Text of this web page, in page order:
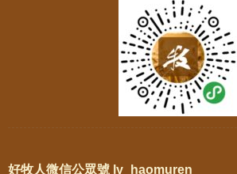
好牧人微信公眾號 ly_haomuren